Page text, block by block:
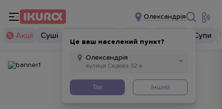
Олександрія
Це ваш населений пункт?
Так Інший
Акції Суші Супи